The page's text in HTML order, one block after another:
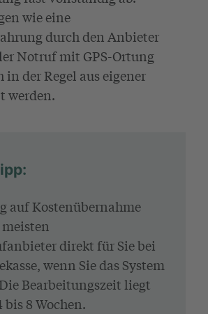
wie eine
durch den Anbieter
Notruf mit GPS-Ortung
in der Regel aus eigener
werden.
auf Kostenübernahme
direkt für Sie bei
wenn Sie das System
Bearbeitungszeit liegt
8 Wochen.